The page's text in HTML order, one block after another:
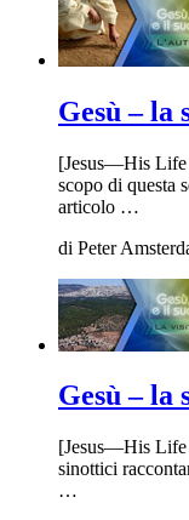
Gesù – la
[Jesus—His Life
scopo di questa
articolo …
di Peter
Gesù – la
[Jesus—His Life
sinottici
…